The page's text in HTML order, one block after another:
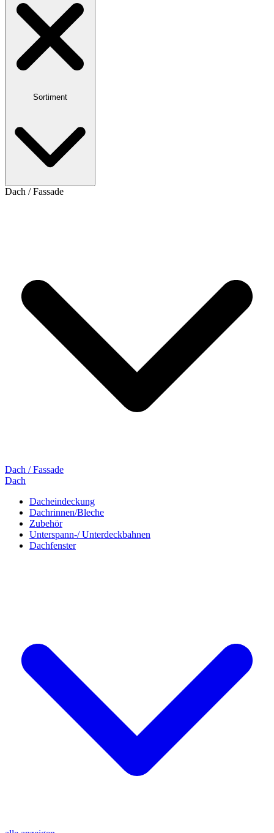
Sortiment
Dach / Fassade
Dach / Fassade
Dach
Dacheindeckung
Dachrinnen/Bleche
Zubehör
Unterspann-/ Unterdeckbahnen
Dachfenster